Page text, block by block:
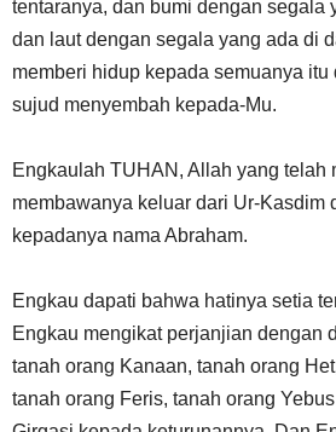
tentaranya, dan bumi dengan segala
dan laut dengan segala yang ada di
memberi hidup kepada semuanya
sujud menyembah kepada-Mu.
Engkaulah TUHAN, Allah yang telah
membawanya keluar dari Ur-Kasdim
kepadanya nama Abraham.
Engkau dapati bahwa hatinya setia
Engkau mengikat perjanjian dengan
tanah orang Kanaan, tanah orang
tanah orang Feris, tanah orang